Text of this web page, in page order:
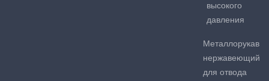
высокого
давления
Металлорукав
нержавеющий
для отвода